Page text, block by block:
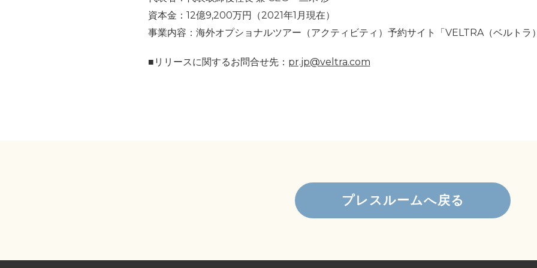
資本金：12億9,200万円（2021年1月現在）
事業内容：海外オプショナルツアー（アクティビティ）予約サイト「VELTRA（ベルトラ
■リリースに関するお問合せ先： pr.jp@veltra.com
プレスルームへ戻る